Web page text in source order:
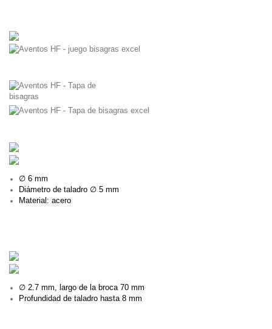
∅ 6 mm
Diámetro de taladro ∅ 5 mm
Material: acero
∅ 2.7 mm, largo de la broca 70 mm
Profundidad de taladro hasta 8 mm